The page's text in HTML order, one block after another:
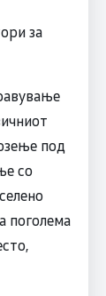
за
под
со
поголема